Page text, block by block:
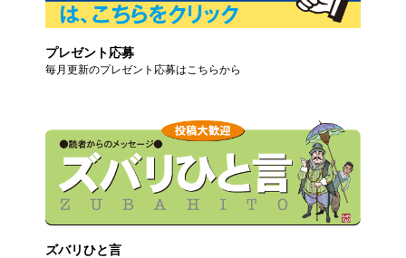
プレゼント応募
毎月更新のプレゼント応募はこちらから
ズバリひと言